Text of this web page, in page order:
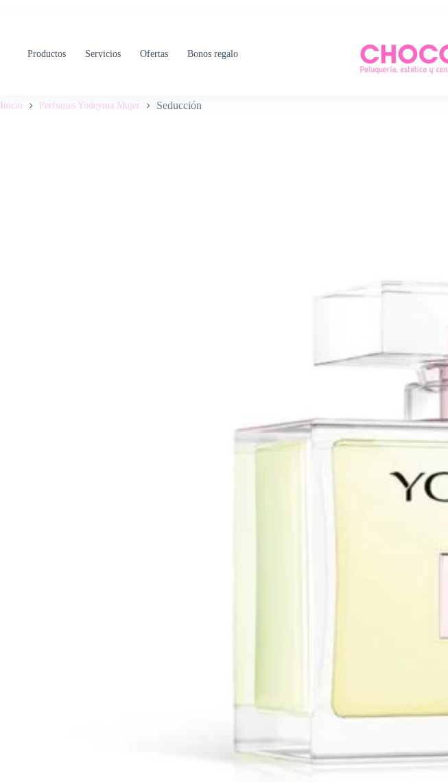
Productos Servicios Ofertas Bonos regalo
Inicio Perfumes Yodeyma Mujer Seducción